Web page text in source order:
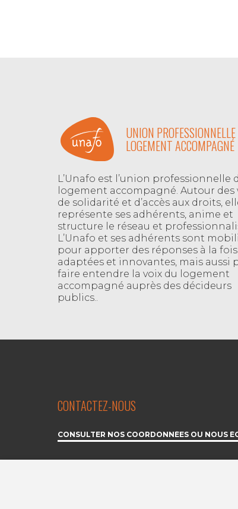
UNION
LOGEMENT ACCOMPAGNÉ
L’Unafo est l’union professionnelle
logement accompagné. Autour des
de solidarité et d’accès aux droits,
représente ses adhérents, anime et
structure le réseau et
L’Unafo et ses adhérents sont
pour apporter des réponses à la fois
adaptées et innovantes, mais aussi
faire entendre la voix du logement
accompagné auprès des décideurs
publics..
CONTACTEZ-NOUS
CONSULTER NOS COORDONNÉES OU NOUS